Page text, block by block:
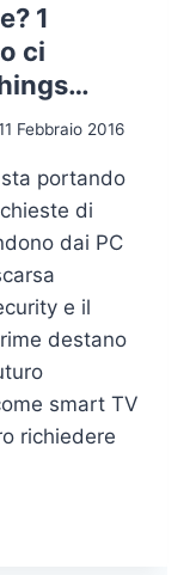
1
ci
Febbraio 2016
sta portando
di
dai PC
e il
destano
smart TV
richiedere